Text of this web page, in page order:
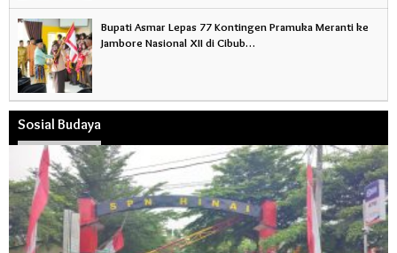
Bupati Asmar Lepas 77 Kontingen Pramuka Meranti ke
Jambore Nasional XII di Cibub…
Sosial Budaya